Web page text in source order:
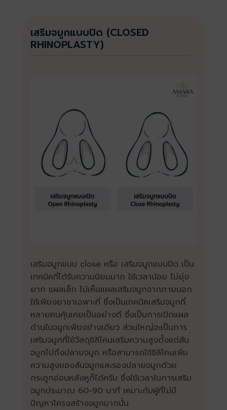
เสริมจมูกแบบปิด (CLOSED
RHINOPLASTY)
เสริมจมูกแบบ close หรือ เสริมจมูกแบบปิด เป็น
เทคนิคที่ได้รับความนิยมมาก ใช้เวลาน้อย ไม่ยุ่ง
ยาก แผลเล็ก ไม่เห็นแผลเสริมจมูกจากภายนอก
ใช้เพียงยาชาเฉพาะที่ ซึ่งเป็นเทคนิคเสริมจมูกที่
หลายคนคุ้นเคยเป็นอย่างดี ซึ่งเป็นการเปิดแผล
ด้านในจมูกเพียงข้างเดียว ส่วนใหญ่จะเป็นการ
เสริมจมูกที่ใช้วัสดุซิลิโคนเสริมความสูงตั้งแต่สัน
จมูกไปถึงปลายจมูก หรือสามารถใช้ซิลิโคนเพิ่ม
ความสูงของสันจมูกและรองปลายจมูกด้วย
กระดูกอ่อนหลังหูก็ได้ครับ ซึ่งใช้เวลาในการเสริม
จมูกประมาณ 60-90 นาที เหมาะกับผู้ที่ไม่มี
ปัญหาโครงสร้างจมูกมากนั้น